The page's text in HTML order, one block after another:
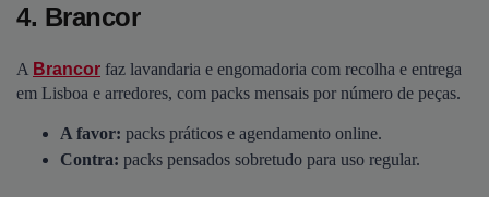
4. Brancor
A Brancor faz lavandaria e engomadoria com recolha e entrega
em Lisboa e arredores, com packs mensais por número de peças.
A favor: packs práticos e agendamento online.
Contra: packs pensados sobretudo para uso regular.